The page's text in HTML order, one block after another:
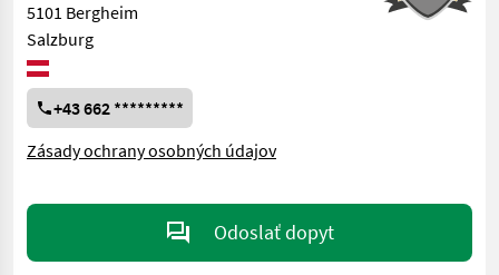
5101 Bergheim
Salzburg
+43 662 *********
Zásady ochrany osobných údajov
Odoslať dopyt